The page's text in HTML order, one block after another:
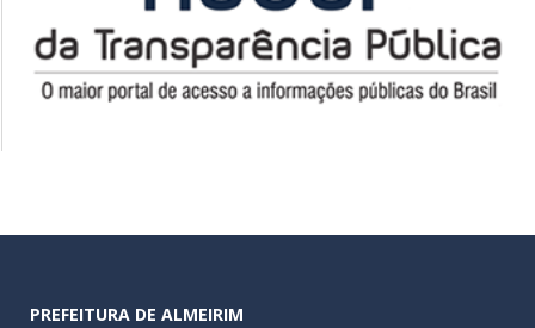
PREFEITURA DE ALMEIRIM